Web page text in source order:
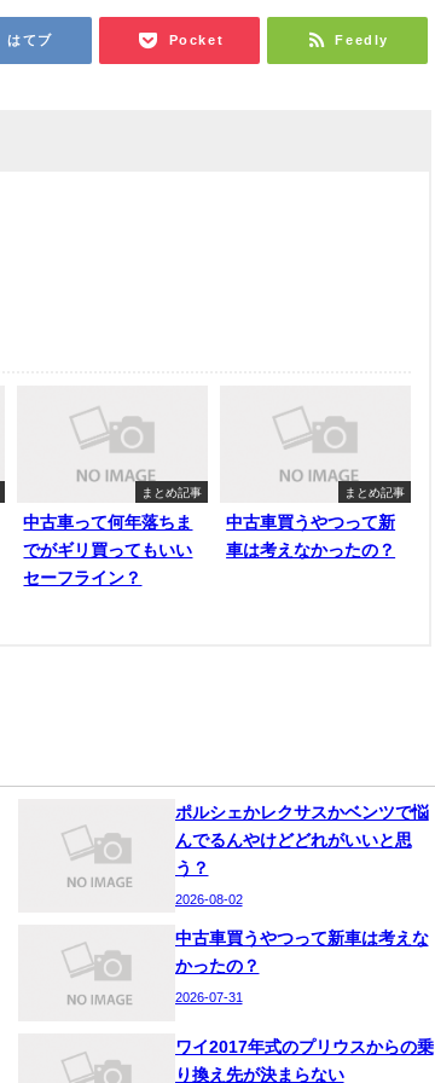
はてブ Pocket Feedly
まとめ記事
中古車って何年落ちま
でがギリ買ってもいい
セーフライン？
まとめ記事
中古車買うやつって新
車は考えなかったの？
ポルシェかレクサスかベンツで悩
んでるんやけどどれがいいと思
う？
2026-08-02
中古車買うやつって新車は考えな
かったの？
2026-07-31
ワイ2017年式のプリウスからの乗
り換え先が決まらない